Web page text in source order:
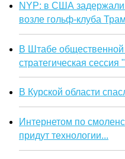
NYP: в США
возле гольф-клуба
В Штабе общественной
стратегическая
В Курской области
Интернетом по
придут технологии...